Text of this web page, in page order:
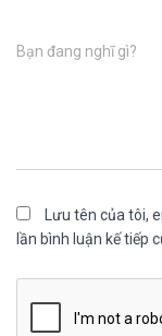
Bạn đang nghĩ gì?
Lưu tên của tôi,
lần bình luận kế tiếp